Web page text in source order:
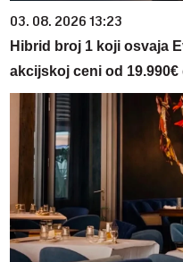
03. 08. 2026 13:23
Hibrid broj 1 koji osvaja
akcijskoj ceni od 19.990€